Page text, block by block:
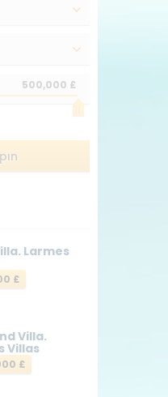
500,000 £
Larmes
£
Villa.
Villas
£